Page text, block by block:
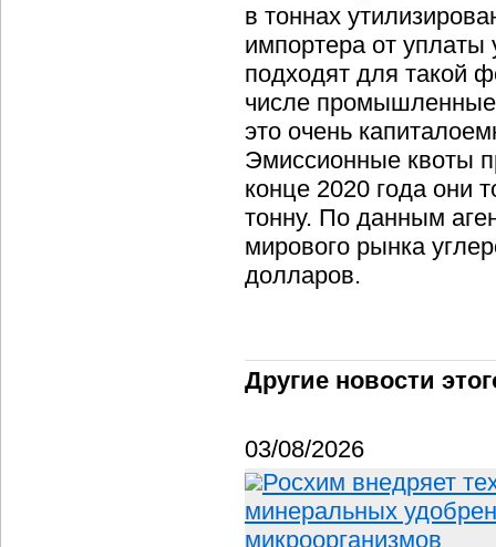
в тоннах
импортера от уплаты
подходят для такой
числе
это очень
Эмиссионные квоты
конце 2020 года они
тонну. По данным
мирового рынка
долларов.
Другие новости
03/08/2026
Росхим внедряет
минеральных
микроорганизмов